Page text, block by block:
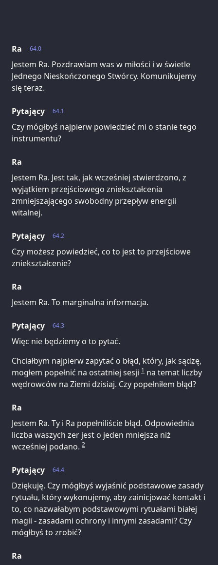
64.0
Ra
Jestem Ra. Pozdrawiam was w miłości i w świetle
Jednego Nieskończonego Stwórcy. Komunikujemy
się teraz.
64.1
Pytający
Czy mógłbyś najpierw powiedzieć mi o stanie tego
instrumentu?
Ra
Jestem Ra. Jest tak, jak wcześniej stwierdzono, z
wyjątkiem przejściowego zniekształcenia
zmniejszającego swobodny przepływ energii
witalnej.
64.2
Pytający
Czy możesz powiedzieć, co to jest to przejściowe
zniekształcenie?
Ra
Jestem Ra. To marginalna informacja.
64.3
Pytający
Więc nie będziemy o to pytać.
Chciałbym najpierw zapytać o błąd, który, jak sądzę,
mogłem popełnić na ostatniej sesji 1 na temat liczby
wędrowców na Ziemi dzisiaj. Czy popełniłem błąd?
Ra
Jestem Ra. Ty i Ra popełniliście błąd. Odpowiednia
liczba waszych zer jest o jeden mniejsza niż
wcześniej podano. 2
64.4
Pytający
Dziękuję. Czy mógłbyś wyjaśnić podstawowe zasady
rytuału, który wykonujemy, aby zainicjować kontakt i
to, co nazwałabym podstawowymi rytuałami białej
magii - zasadami ochrony i innymi zasadami? Czy
mógłbyś to zrobić?
Ra